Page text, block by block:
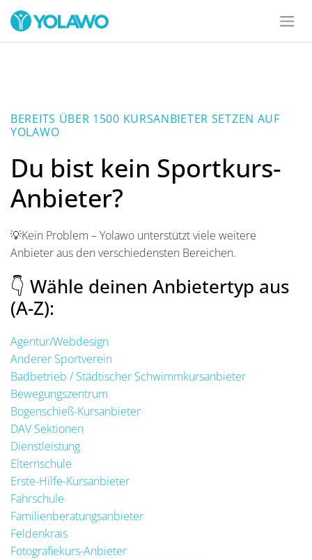
BEREITS ÜBER 1500 KURSANBIETER SETZEN AUF
YOLAWO
Du bist kein Sportkurs-
Anbieter?
💡Kein Problem – Yolawo unterstützt viele weitere
Anbieter aus den verschiedensten Bereichen.
👇 Wähle deinen Anbietertyp aus
(A-Z):
Agentur/Webdesign
Anderer Sportverein
Badbetrieb / Städtischer Schwimmkursanbieter
Bewegungszentrum
Bogenschieß-Kursanbieter
DAV Sektionen
Dienstleistung
Elternschule
Erste-Hilfe-Kursanbieter
Fahrschule
Familienberatungsanbieter
Feldenkrais
Fotografiekurs-Anbieter